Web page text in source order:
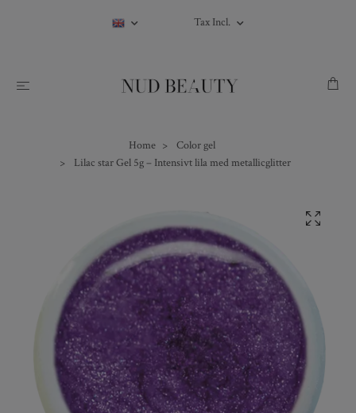
Tax Incl.
Home
Color gel
Lilac star Gel 5g – Intensivt lila med metallicglitter